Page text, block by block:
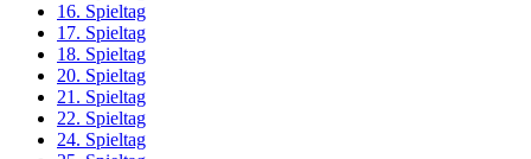
16. Spieltag
17. Spieltag
18. Spieltag
20. Spieltag
21. Spieltag
22. Spieltag
24. Spieltag